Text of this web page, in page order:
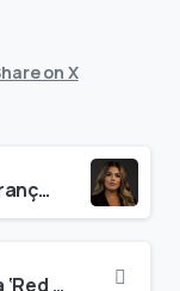
on X
Michelle Vieira assume liderança financeira da RZK Digital com foco em expansão estratégica
Peugeot lança campanha ‘Red Carpet’ global com estradas que viram cenários de cinema